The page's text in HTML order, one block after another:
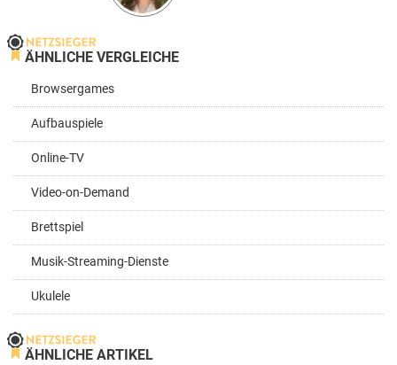
ÄHNLICHE VERGLEICHE
Browsergames
Aufbauspiele
Online-TV
Video-on-Demand
Brettspiel
Musik-Streaming-Dienste
Ukulele
ÄHNLICHE ARTIKEL